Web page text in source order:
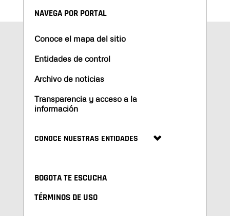
NAVEGA POR PORTAL
Conoce el mapa del sitio
Entidades de control
Archivo de noticias
Transparencia y acceso a la
información
CONOCE NUESTRAS ENTIDADES
BOGOTA TE ESCUCHA
TÉRMINOS DE USO